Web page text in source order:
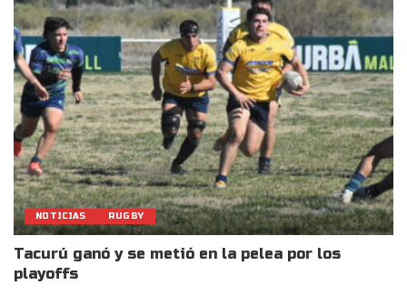
NOTICIAS RUGBY
Tacurú ganó y se metió en la pelea por los
playoffs